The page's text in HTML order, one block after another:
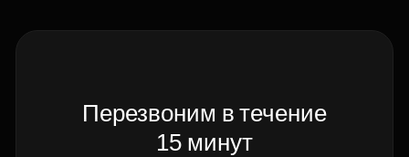
Перезвоним в течение
15 минут